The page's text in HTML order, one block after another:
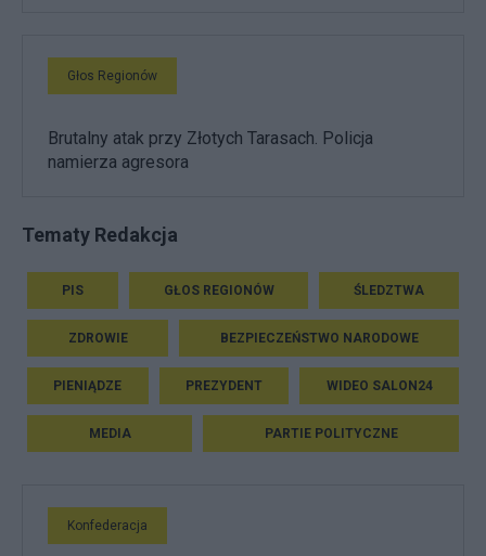
Głos Regionów
Brutalny atak przy Złotych Tarasach. Policja
namierza agresora
Tematy Redakcja
PIS GŁOS REGIONÓW ŚLEDZTWA
ZDROWIE BEZPIECZEŃSTWO NARODOWE
PIENIĄDZE PREZYDENT WIDEO SALON24
MEDIA PARTIE POLITYCZNE
Konfederacja